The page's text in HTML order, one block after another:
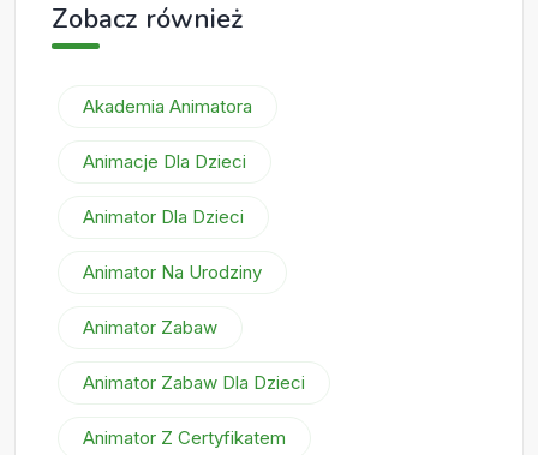
Zobacz również
Akademia Animatora
Animacje Dla Dzieci
Animator Dla Dzieci
Animator Na Urodziny
Animator Zabaw
Animator Zabaw Dla Dzieci
Animator Z Certyfikatem